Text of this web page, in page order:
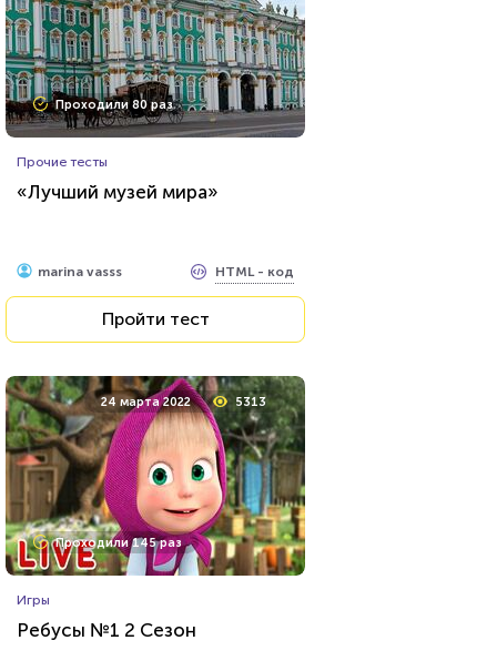
Проходили 605 раз
Тест о редких животных
Пройти тест
25 марта 2021 5272
Проходили 137 раз
Қазақстан тарихы 8-сынып 1-
бөлім
Проходили 80 раз
Прочие тесты
«Лучший музей мира»
marina vasss HTML - код
Пройти тест
24 марта 2022 5313
Проходили 145 раз
Игры
Ребусы №1 2 Сезон